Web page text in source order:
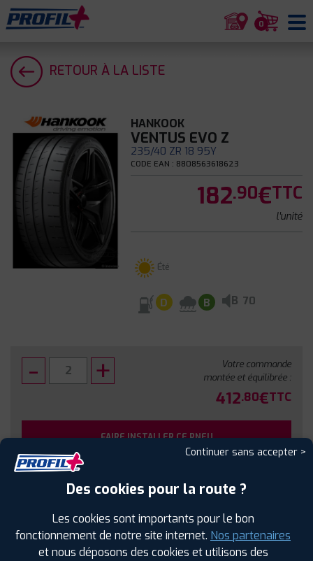
0
RETOUR À LA LISTE
HANKOOK
VENTUS EVO Z
235/40 ZR 18 95Y
CODE EAN : 8808563618623
182.90€TTC
l'unité
Été
D B B 70
Votre commande
montée et équilibrée :
412.80€TTC
FAIRE INSTALLER CE PNEU
Sous réserve de disponibilité en agence
SPÉCIFICATIONS AVIS CLIENTS ÉTIQUETAGE
Continuer sans accepter >
Des cookies pour la route ?
Les cookies sont importants pour le bon
fonctionnement de notre site internet. Nos partenaires
et nous déposons des cookies et utilisons des